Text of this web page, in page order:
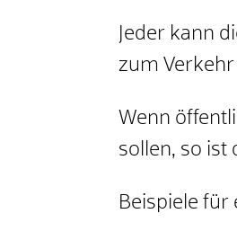
Jeder kann
zum
Wenn
sollen, so ist
Beispiele für